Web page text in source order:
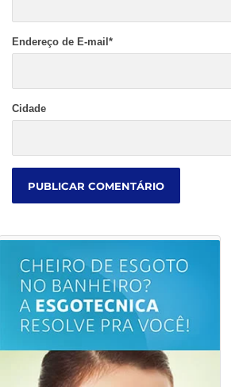
Endereço de E-mail*
Cidade